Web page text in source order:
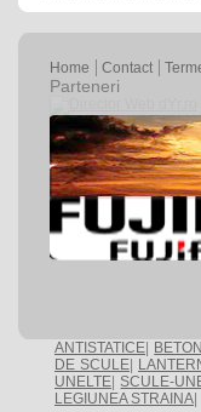
Home
Contact
Parteneri
ANTISTATICE
DE SCULE
UNELTE SCULE-
LEGIUNEA STRAINA